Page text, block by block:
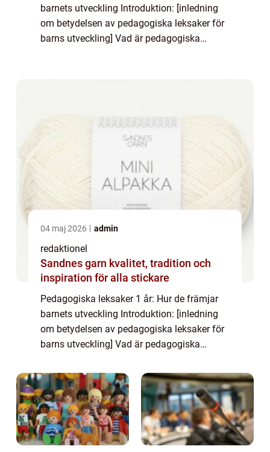
barnets utveckling Introduktion: [inledning
om betydelsen av pedagogiska leksaker för
barns utveckling] Vad är pedagogiska
04 maj 2026 admin
redaktionel
Sandnes garn kvalitet, tradition och
inspiration för alla stickare
Pedagogiska leksaker 1 år: Hur de främjar
barnets utveckling Introduktion: [inledning
om betydelsen av pedagogiska leksaker för
barns utveckling] Vad är pedagogiska
begreppet: – Pedagogiska leksaker för 1-...